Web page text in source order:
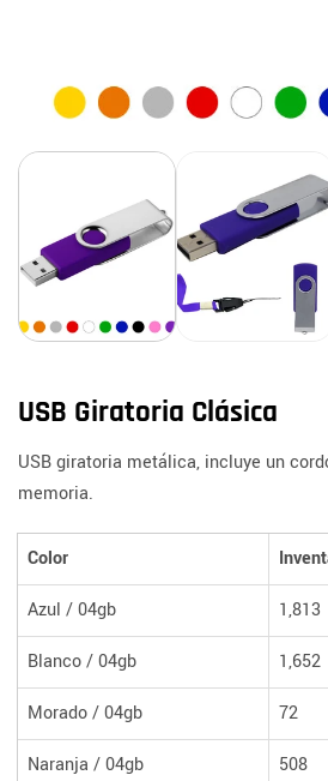
USB Giratoria Clásica
USB giratoria metálica, incluye un
memoria.
Color
Azul / 04gb 1,813
Blanco / 04gb 1,652
Morado / 04gb 72
Naranja / 04gb 508